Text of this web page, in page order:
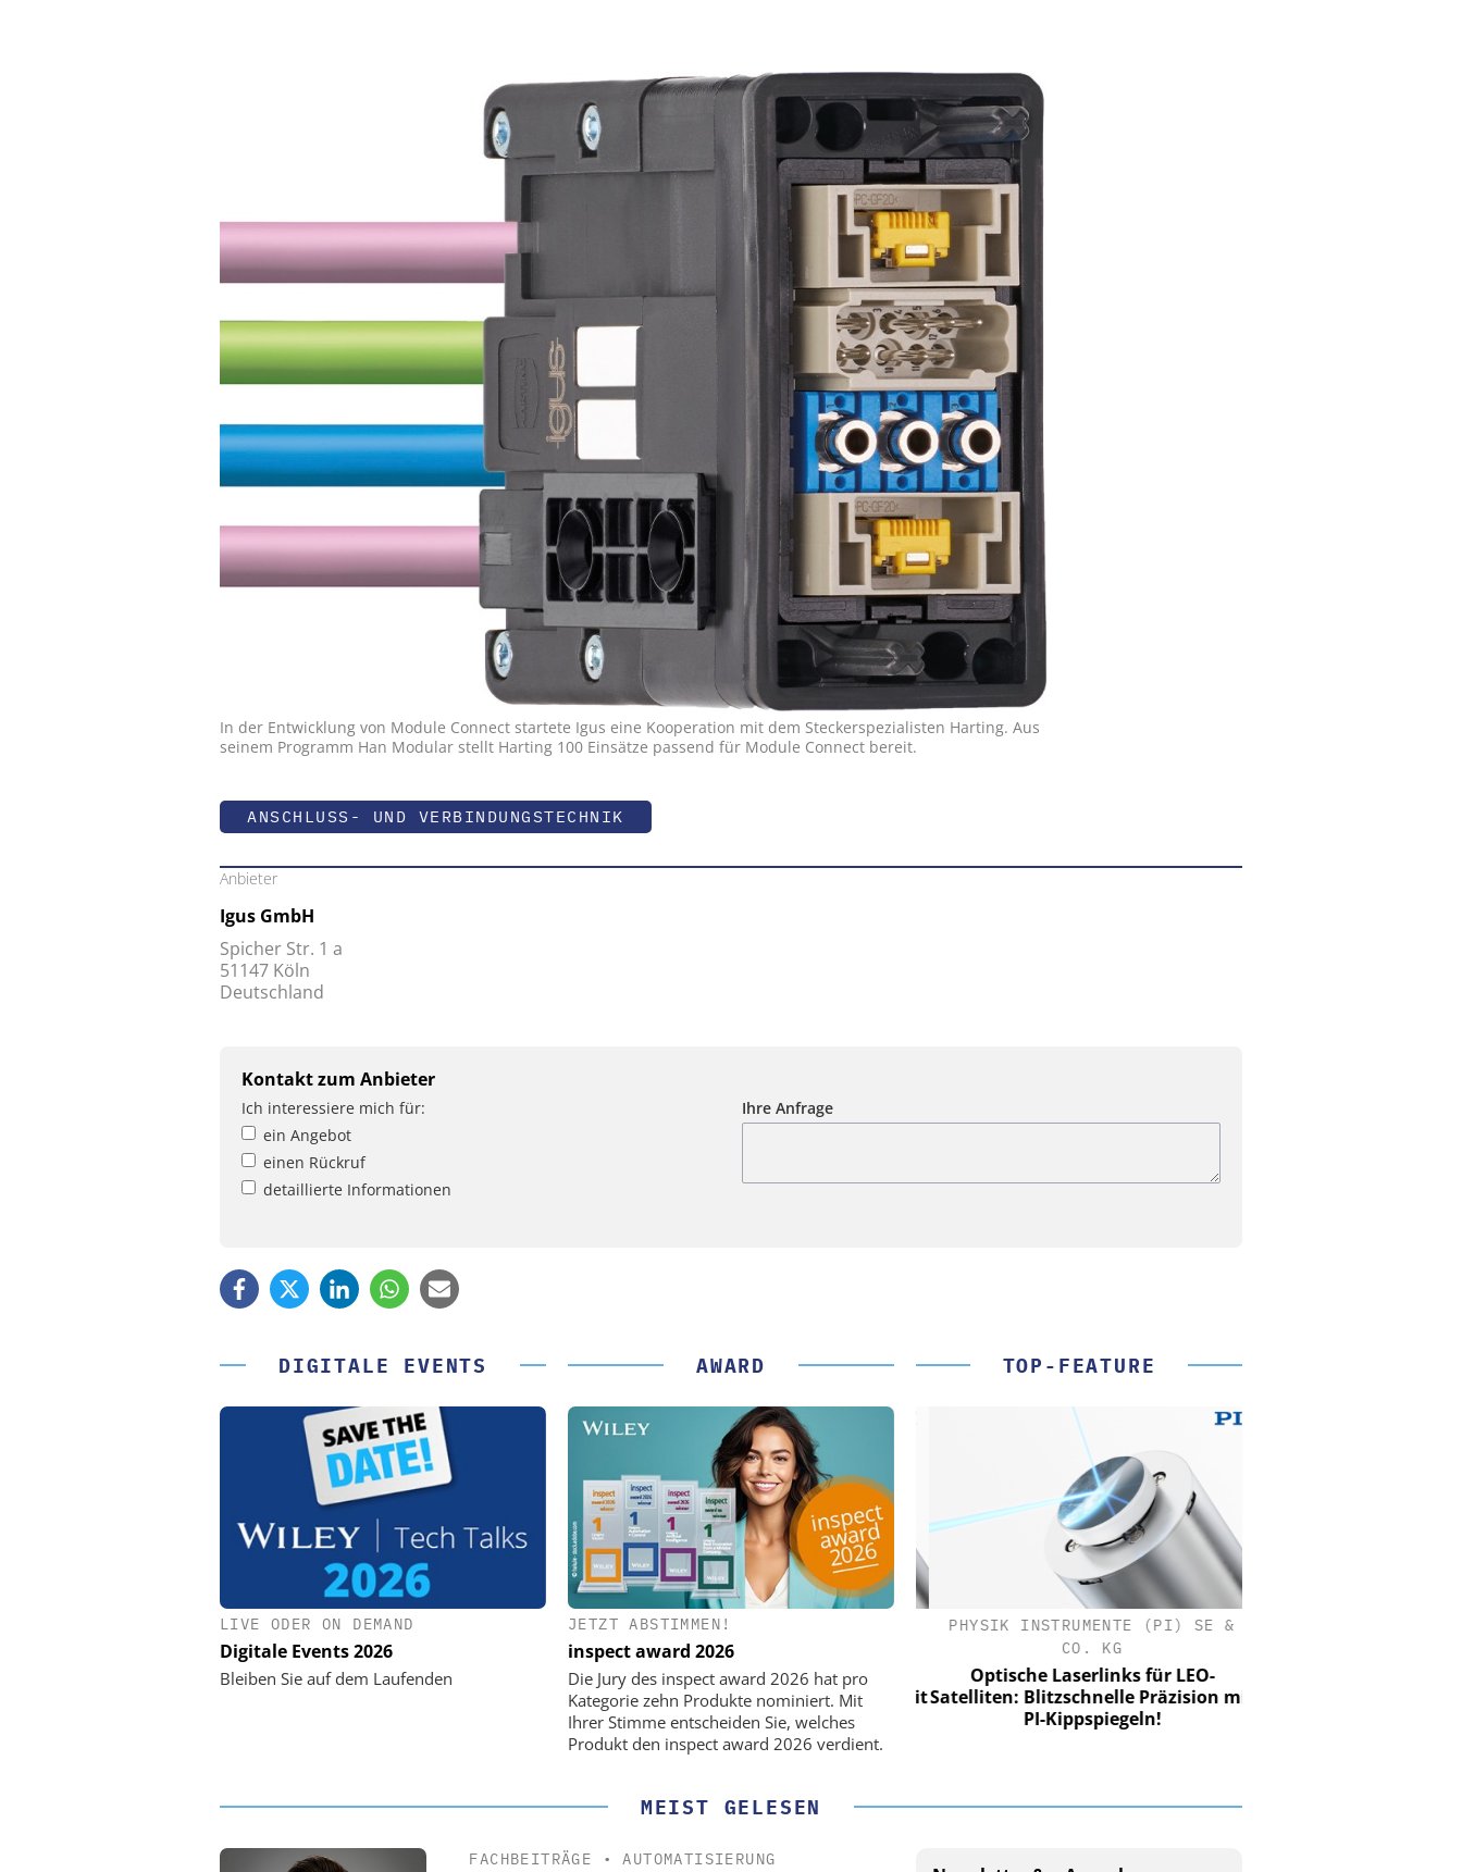
In der Entwicklung von Module Connect startete Igus eine Kooperation mit dem Steckerspezialisten Harting. Aus
seinem Programm Han Modular stellt Harting 100 Einsätze passend für Module Connect bereit.
ANSCHLUSS- UND VERBINDUNGSTECHNIK
Anbieter
Igus GmbH
Spicher Str. 1 a
51147 Köln
Deutschland
Kontakt zum Anbieter
Ich interessiere mich für:
ein Angebot
einen Rückruf
detaillierte Informationen
Ihre Anfrage
DIGITALE EVENTS
LIVE ODER ON DEMAND
Digitale Events 2026
Bleiben Sie auf dem Laufenden
AWARD
JETZT ABSTIMMEN!
inspect award 2026
Die Jury des inspect award 2026 hat pro
Kategorie zehn Produkte nominiert. Mit
Ihrer Stimme entscheiden Sie, welches
Produkt den inspect award 2026 verdient.
TOP-FEATURE
PHYSIK INSTRUMENTE (PI) SE &
Optische Laserlinks für LEO-
Satelliten: Blitzschnelle Präzision mit
PHYSIK INSTRUMENTE (PI) SE &
CO. KG
Optische Laserlinks für LEO-
Satelliten: Blitzschnelle Präzision mit
PI-Kippspiegeln!
PHYSIK INSTRUMENTE (PI) SE &
CO. KG
Optische Laserlinks für LEO-
Satelliten: Blitzschnelle Präzision mit
PI-Kippspiegeln!
MEIST GELESEN
FACHBEITRÄGE •AUTOMATISIERUNG